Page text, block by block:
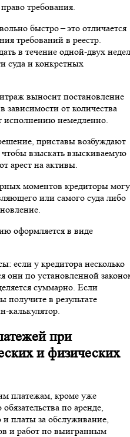
требования.
быстро – это отличается
требований в реестр.
в течение одной-двух
суда и конкретных
выносит постановление
зависимости от количества
исполнению немедленно.
приставы возбуждают
взыскать взыскиваемую
арест на активы.
моментов кредиторы
или самого суда либо
оформляется в виде
если у кредитора несколько
они по установленной
суммарно. Если
получите в результате
калькулятор.
при
и физических
платежам, кроме уже
по аренде,
и платы за обслуживание,
и работ по выигранным